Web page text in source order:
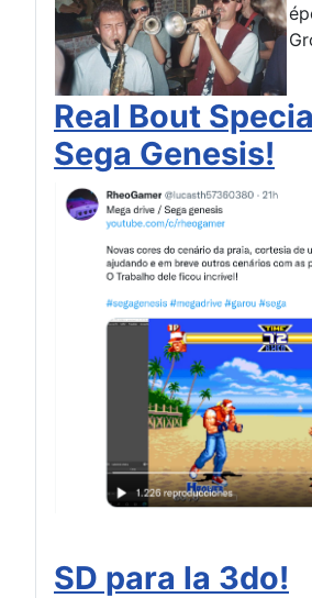
Real Bout
Sega Genesis!
SD para la 3do!